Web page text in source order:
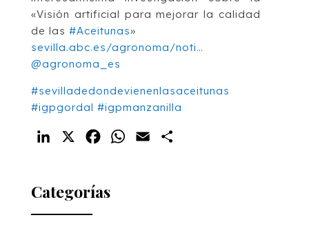
«Visión artificial para mejorar la calidad
de las #Aceitunas»
sevilla.abc.es/agronoma/noti…
@agronoma_es
#sevilladedondevienenlasaceitunas
#igpgordal #igpmanzanilla
LinkedIn FacebookWhatsApp
Email
Categorías